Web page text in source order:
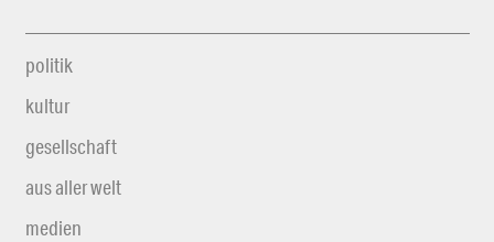
politik
kultur
gesellschaft
aus aller welt
medien